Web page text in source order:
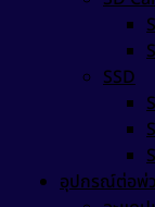
SSD
อุปกรณ์ต่อพ่